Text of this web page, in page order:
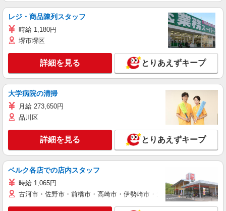
レジ・商品陳列スタッフ
時給 1,180円
堺市堺区
詳細を見る とりあえずキープ
大学病院の清掃
月給 273,650円
品川区
詳細を見る とりあえずキープ
ベルク各店での店内スタッフ
時給 1,065円
古河市・佐野市・前橋市・高崎市・伊勢崎市・太田市・館林市・藤